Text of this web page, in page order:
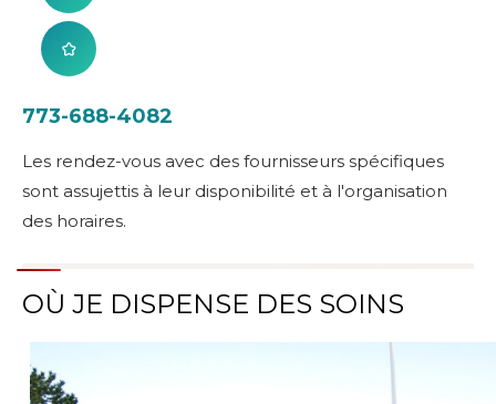
773-688-4082
Les rendez-vous avec des fournisseurs spécifiques
sont assujettis à leur disponibilité et à l'organisation
des horaires.
OÙ JE DISPENSE DES SOINS